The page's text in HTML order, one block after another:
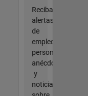
Reciba
alertas
de
empleo
personalizadas,
anécdotas
y
noticias